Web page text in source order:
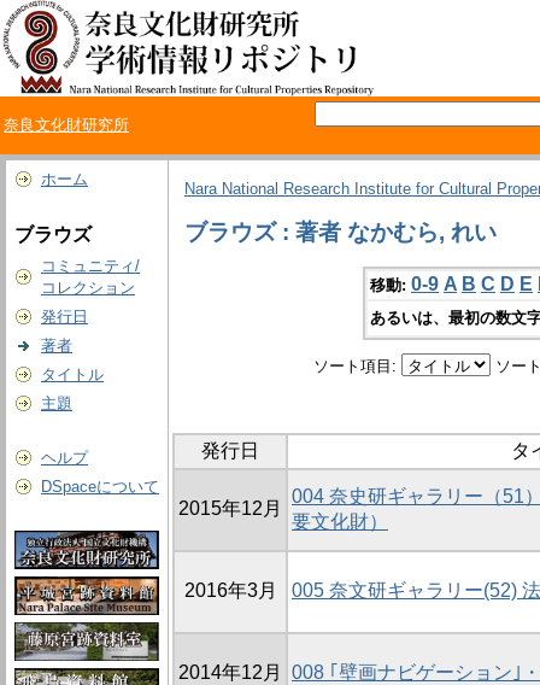
奈良文化財研究所
ホーム
ブラウズ
コミュニティ/
コレクション
発行日
著者
タイトル
主題
ヘルプ
DSpaceについて
Nara National Research Institute for Cultural
ブラウズ : 著者 なかむら, れい
移動: 0-9 A B C D E
あるいは、最初の数文
ソート項目: ソー
発行日 タ
2015年12月
004 奈史研ギャラリー（51
要文化財）
2016年3月 005 奈文研ギャラリー(52)
2014年12月 008 ｢壁画ナビゲーション｣